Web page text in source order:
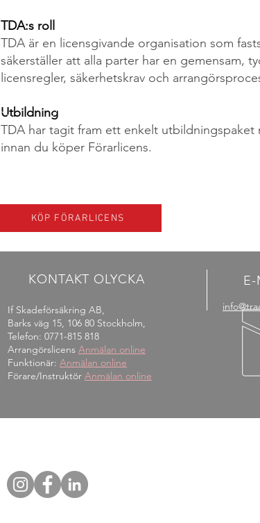
TDA:s roll
TDA är en licensgivande organisation som
säkerställer att alla parter har en gemensam,
licensregler, säkerhetskrav och
Utbildning
TDA har tagit fram ett enkelt
innan du köper Förarlicens.
KÖP FÖRARLICENS
KONTAKT OLYCKA
If Skadeförsäkring AB,
Barks väg 15, 106 80 Stockholm,
Telefon: 0771-815 818​
Arrangörslicens Anmälan online
Funktionär: Anmälan online
Förare/Instruktör Anmälan online
E-